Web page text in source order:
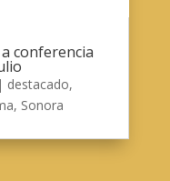
conferencia
destacado,
, Sonora